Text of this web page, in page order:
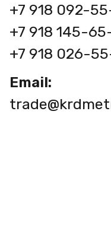
+7 918 092-
+7 918 145-
+7 918 026-
Email: